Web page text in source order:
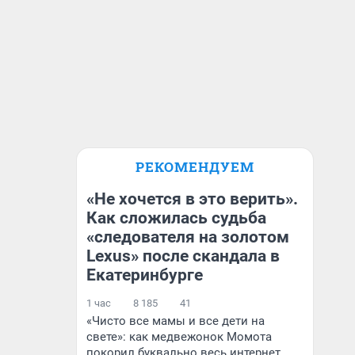
РЕКОМЕНДУЕМ
«Не хочется в это верить».
Как сложилась судьба
«следователя на золотом
Lexus» после скандала в
Екатеринбурге
1 час 8 185 41
«Чисто все мамы и все дети на
свете»: как медвежонок Момота